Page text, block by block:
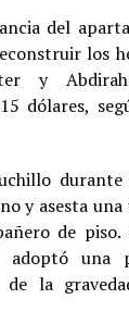
del
los
y
dólares,
y asesta
de
adoptó una
de la